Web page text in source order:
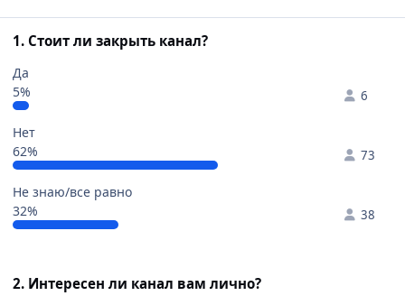
1. Стоит ли закрыть канал?
Да
5%
6
Нет
62%
73
Не знаю/все равно
32%
38
2. Интересен ли канал вам лично?